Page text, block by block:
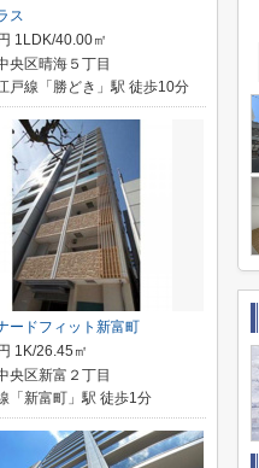
ス
1LDK/40.00㎡
央区晴海５丁目
戸線「勝どき」駅 徒歩10分
ードフィット新富町
1K/26.45㎡
央区新富２丁目
「新富町」駅 徒歩1分